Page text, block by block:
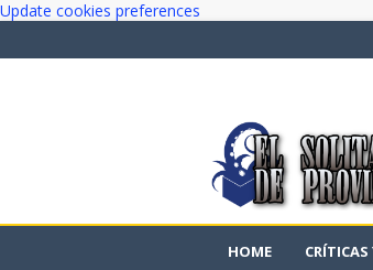
Update cookies preferences
HOME CRÍTICAS